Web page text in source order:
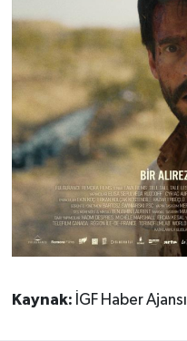
Kaynak: İGF Haber Ajansı